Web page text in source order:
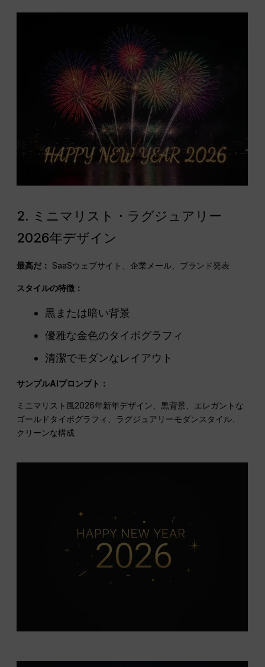
2. ミニマリスト・ラグジュアリー
2026年デザイン
最高だ： SaaSウェブサイト、企業メール、ブランド発表
スタイルの特徴：
黒または暗い背景
優雅な金色のタイポグラフィ
清潔でモダンなレイアウト
サンプルAIプロンプト：
ミニマリスト風2026年新年デザイン、黒背景、エレガントな
ゴールドタイポグラフィ、ラグジュアリーモダンスタイル、
クリーンな構成